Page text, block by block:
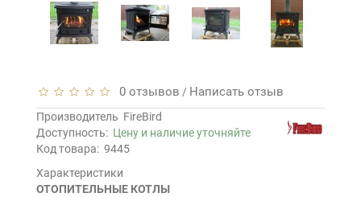
0 отзывов / Написать отзыв
Производитель FireBird
Доступность: Цену и наличие уточняйте
Код товара: 9445
Характеристики
ОТОПИТЕЛЬНЫЕ КОТЛЫ